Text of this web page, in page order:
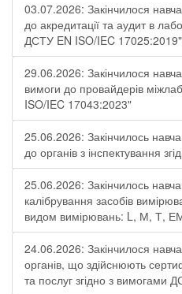
03.07.2026: Закінчилося
до акредитації та аудит в
ДСТУ EN ISO/IEC 17025:2019"
29.06.2026: Закінчилося
вимоги до провайдерів
ISO/IEC 17043:2023"
25.06.2026: Закінчилось
до органів з інспектування
25.06.2026: Закінчилось
калібрування засобів
видом вимірювань: L, М, Т,
24.06.2026: Закінчилося
органів, що здійснюють
та послуг згідно з вимогами